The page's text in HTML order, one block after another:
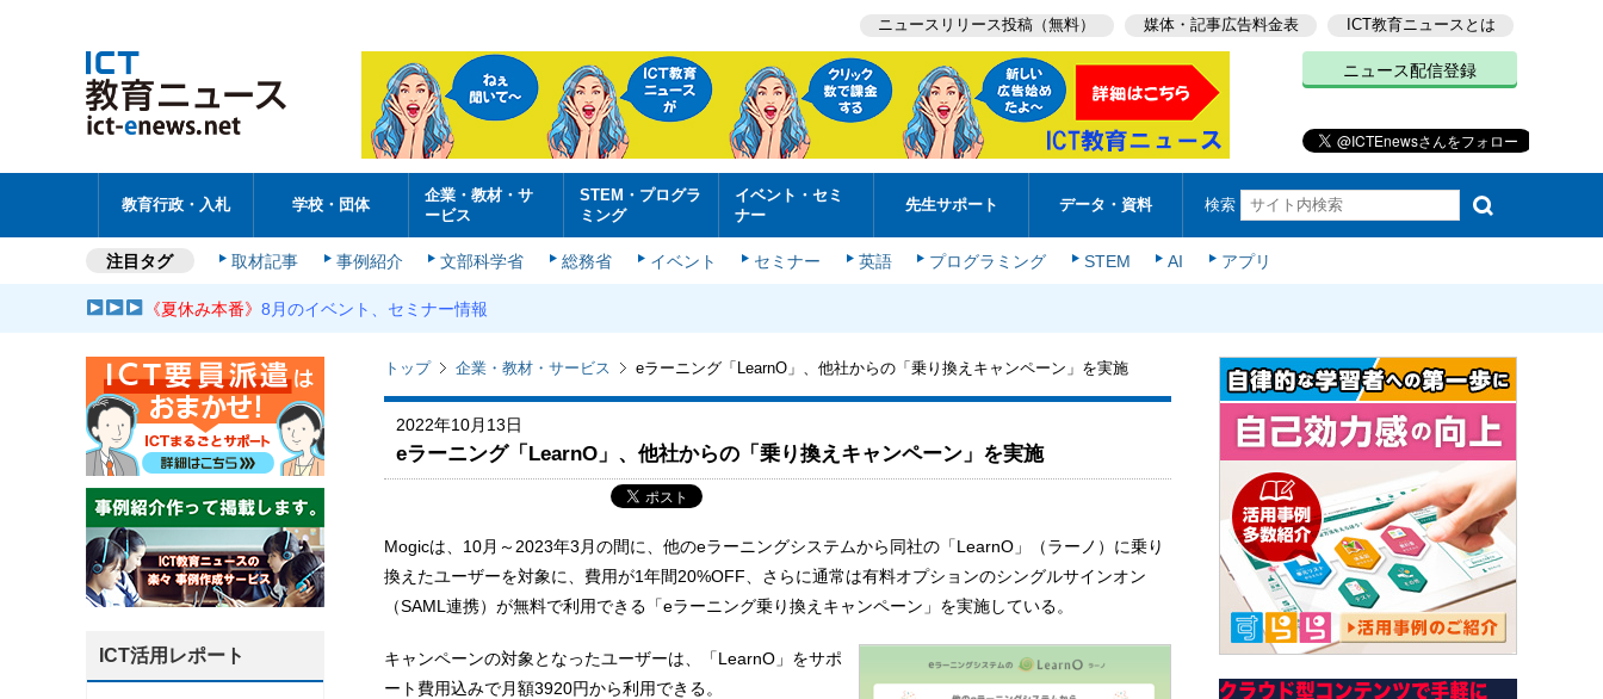
ニュースリリース投稿（無料） 媒体・記事広告料金表 ICT教育ニュースとは
ニュース配信登録
教育行政・入札 学校・団体
企業・教材・サ
ービス
STEM・プログラ
ミング
イベント・セミ
ナー
先生サポート データ・資料 検索
注目タグ 取材記事 事例紹介 文部科学省 総務省 イベント セミナー 英語 プログラミング STEM AI アプリ
《夏休み本番》8月のイベント、セミナー情報
トップ 企業・教材・サービス eラーニング「LearnO」、他社からの「乗り換えキャンペーン」を実施
2022年10月13日
eラーニング「LearnO」、他社からの「乗り換えキャンペーン」を実施
Mogicは、10月～2023年3月の間に、他のeラーニングシステムから同社の「LearnO」（ラーノ）に乗り
換えたユーザーを対象に、費用が1年間20%OFF、さらに通常は有料オプションのシングルサインオン
（SAML連携）が無料で利用できる「eラーニング乗り換えキャンペーン」を実施している。
キャンペーンの対象となったユーザーは、「LearnO」をサポ
ート費用込みで月額3920円から利用できる。
ICT活用レポート